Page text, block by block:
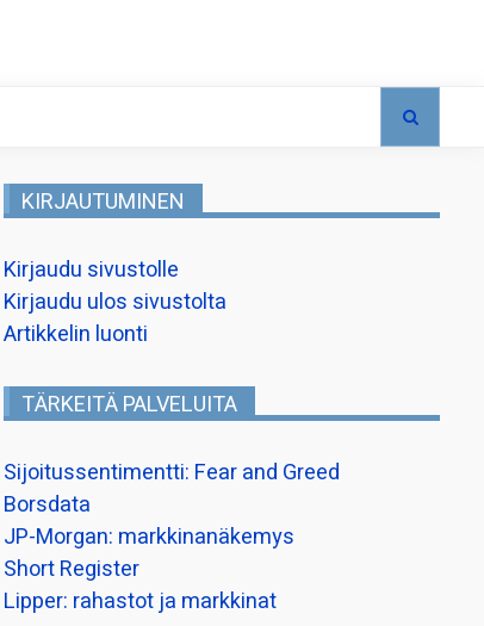
KIRJAUTUMINEN
Kirjaudu sivustolle
Kirjaudu ulos sivustolta
Artikkelin luonti
TÄRKEITÄ PALVELUITA
Sijoitussentimentti: Fear and Greed
Borsdata
JP-Morgan: markkinanäkemys
Short Register
Lipper: rahastot ja markkinat